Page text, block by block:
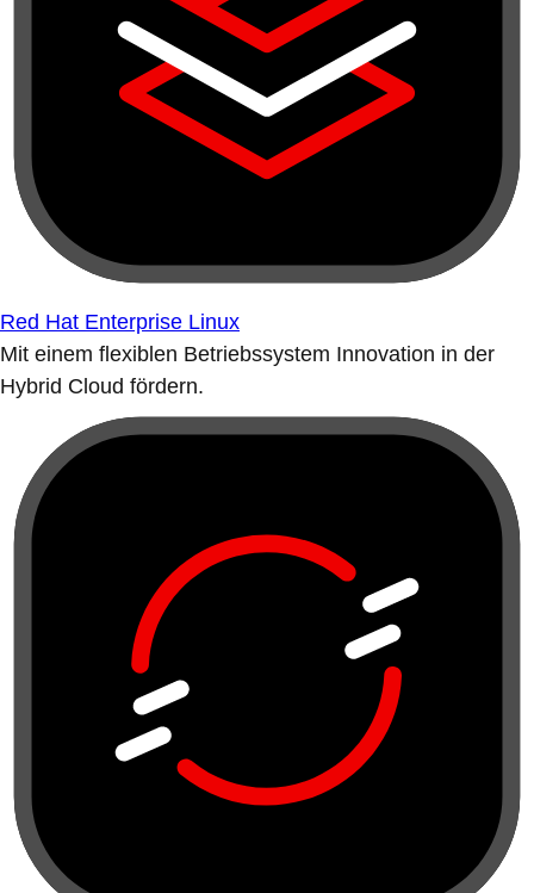
Red Hat Enterprise Linux
Mit einem flexiblen Betriebssystem Innovation in der
Hybrid Cloud fördern.